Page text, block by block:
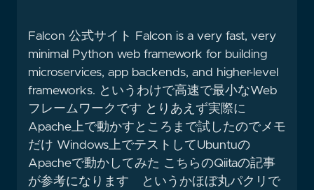
Falcon 公式サイト Falcon is a very fast, very
minimal Python web framework for building
microservices, app backends, and higher-level
frameworks. というわけで高速で最小なWeb
フレームワークです とりあえず実際に
Apache上で動かすところまで試したのでメモ
だけ Windows上でテストしてUbuntuの
Apacheで動かしてみた こちらのQiitaの記事
が参考になります というかほぼ丸パクリで